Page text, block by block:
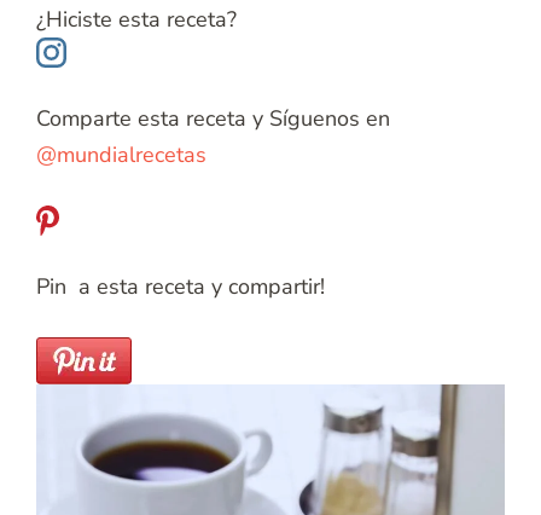
¿Hiciste esta receta?
Comparte esta receta y Síguenos en
@mundialrecetas
Pin a esta receta y compartir!